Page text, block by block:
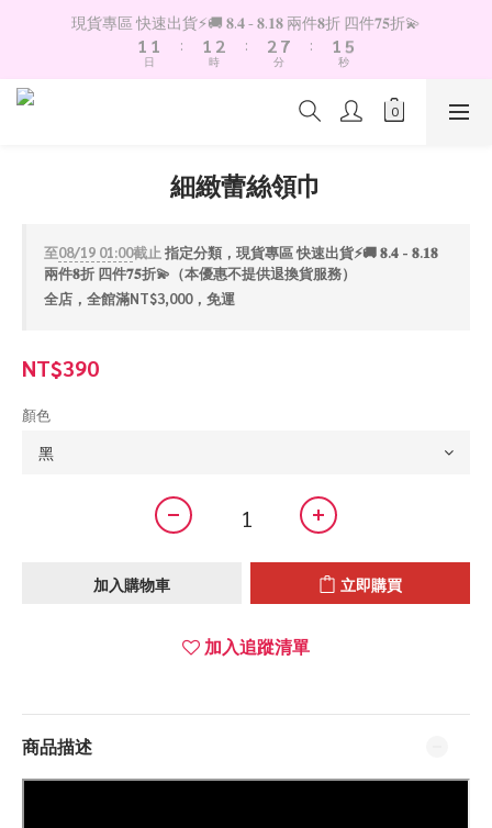
現貨專區 快速出貨⚡️🚚 𝟖.𝟒 - 𝟖.𝟏𝟖 兩件𝟖折 四件𝟕𝟓折💫
2
1
0
2
1
0
日
:
2
1
0
3
2
1
時
:
3
2
1
8
7
6
1
分
:
2
1
0
6
5
4
2
秒
細緻蕾絲領巾
至08/19 01:00截止 指定分類，現貨專區 快速出貨⚡️🚚 𝟖.𝟒 - 𝟖.𝟏𝟖
兩件𝟖折 四件𝟕𝟓折💫（本優惠不提供退換貨服務）
全店，全館滿NT$3,000，免運
NT$390
顏色
加入購物車 立即購買
加入追蹤清單
商品描述